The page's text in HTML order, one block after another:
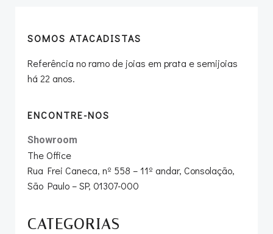
SOMOS ATACADISTAS
Referência no ramo de joias em prata e semijoias
há 22 anos.
ENCONTRE-NOS
Showroom
The Office
Rua Frei Caneca, nº 558 – 11º andar, Consolação,
São Paulo – SP, 01307-000
CATEGORIAS